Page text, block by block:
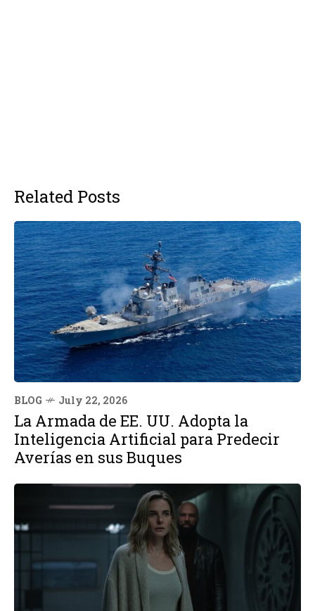
Related Posts
BLOG July 22, 2026
La Armada de EE. UU. Adopta la
Inteligencia Artificial para Predecir
Averías en sus Buques